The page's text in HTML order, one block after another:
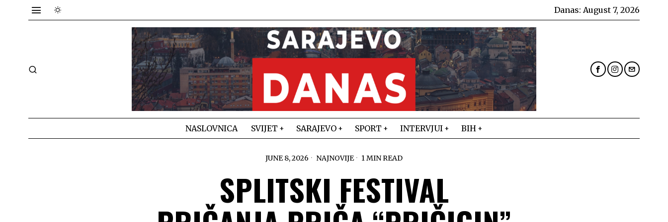
Danas: August 7, 2026
NASLOVNICA SVIJET SARAJEVO SPORT INTERVJUI BIH
JUNE 8, 2026 NAJNOVIJE 1 MIN READ
SPLITSKI FESTIVAL